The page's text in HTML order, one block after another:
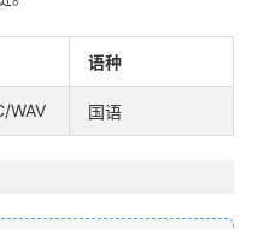
语种
WAV 国语